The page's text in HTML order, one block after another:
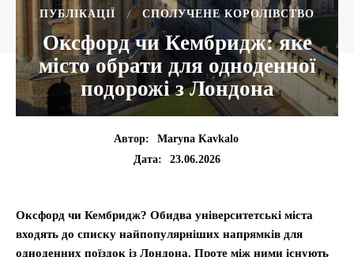
ПУБЛІКАЦІЇ СПОЛУЧЕНЕ КОРОЛІВСТВО
Оксфорд чи Кембридж: яке
місто обрати для одноденної
подорожі з Лондона
Автор:
Maryna Kavkalo
Дата:
23.06.2026
Оксфорд чи Кембридж? Обидва університетські міста
входять до списку найпопулярніших напрямків для
одноденних поїздок із Лондона. Проте між ними існують